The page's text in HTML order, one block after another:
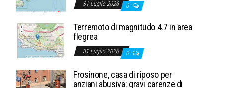
31 Luglio 2026 0
Terremoto di magnitudo 4.7 in area
flegrea
31 Luglio 2026 0
Frosinone, casa di riposo per
anziani abusiva: gravi carenze di